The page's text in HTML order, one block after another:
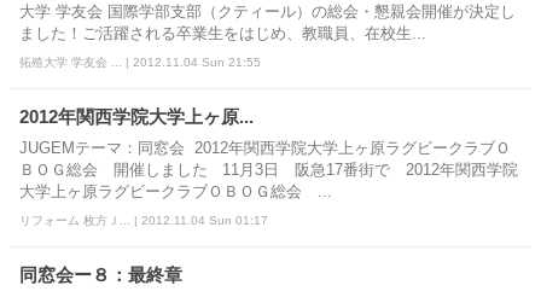
大学 学友会 国際学部支部（クティール）の総会・懇親会開催が決定し
ました！ご活躍される卒業生をはじめ、教職員、在校生...
拓殖大学 学友会 ... | 2012.11.04 Sun 21:55
2012年関西学院大学上ヶ原...
JUGEMテーマ：同窓会 2012年関西学院大学上ヶ原ラグビークラブＯ
ＢＯＧ総会 開催しました 11月3日 阪急17番街で 2012年関西学院
大学上ヶ原ラグビークラブＯＢＯＧ総会 ...
リフォーム 枚方Ｊ... | 2012.11.04 Sun 01:17
同窓会ー８：最終章